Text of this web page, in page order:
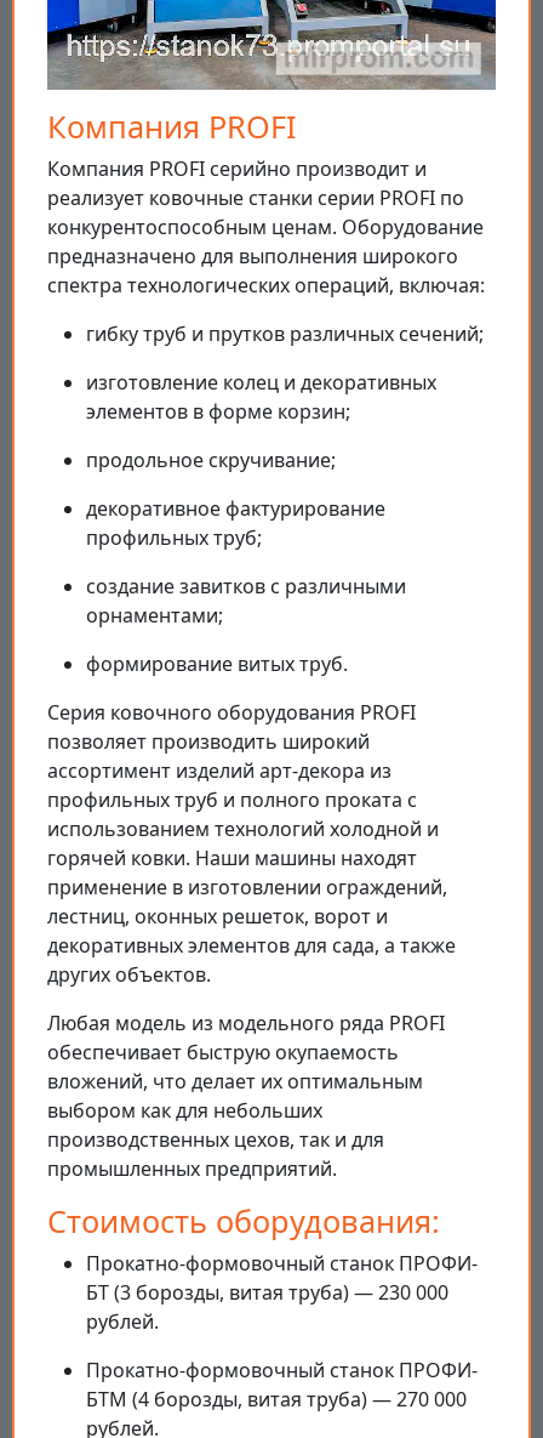
Компания PROFI
Компания PROFI серийно производит и
реализует ковочные станки серии PROFI по
конкурентоспособным ценам. Оборудование
предназначено для выполнения широкого
спектра технологических операций, включая:
гибку труб и прутков различных сечений;
изготовление колец и декоративных
элементов в форме корзин;
продольное скручивание;
декоративное фактурирование
профильных труб;
создание завитков с различными
орнаментами;
формирование витых труб.
Серия ковочного оборудования PROFI
позволяет производить широкий
ассортимент изделий арт-декора из
профильных труб и полного проката с
использованием технологий холодной и
горячей ковки. Наши машины находят
применение в изготовлении ограждений,
лестниц, оконных решеток, ворот и
декоративных элементов для сада, а также
других объектов.
Любая модель из модельного ряда PROFI
обеспечивает быструю окупаемость
вложений, что делает их оптимальным
выбором как для небольших
производственных цехов, так и для
промышленных предприятий.
Стоимость оборудования:
Прокатно-формовочный станок ПРОФИ-
БТ (3 борозды, витая труба) — 230 000
рублей.
Прокатно-формовочный станок ПРОФИ-
БТМ (4 борозды, витая труба) — 270 000
рублей.